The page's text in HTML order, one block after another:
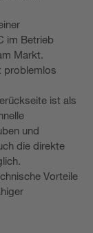
im Betrieb
Markt.
problemlos
ist als
und
die direkte
Vorteile